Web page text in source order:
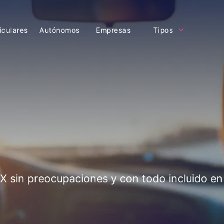
Autónomos Empresas Tipos
sin preocupaciones y con todo incluido